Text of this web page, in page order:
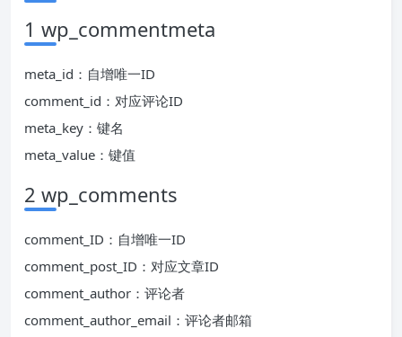
1 wp_commentmeta
meta_id：自增唯一ID
comment_id：对应评论ID
meta_key：键名
meta_value：键值
2 wp_comments
comment_ID：自增唯一ID
comment_post_ID：对应文章ID
comment_author：评论者
comment_author_email：评论者邮箱